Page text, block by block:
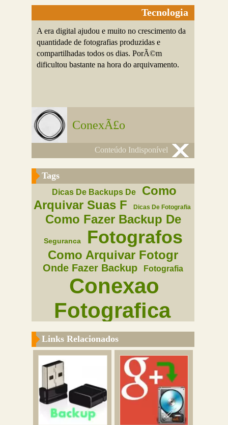
Tecnologia
A era digital ajudou e muito no crescimento da
quantidade de fotografias produzidas e
compartilhadas todos os dias. PorÃ©m
dificultou bastante na hora do arquivamento.
ConexÃ£o
Conteúdo Indisponível
Tags
Dicas De Backups De
Como
Arquivar Suas F
Dicas De Fotografia
Como Fazer Backup De
Seguranca Fotografos
Como Arquivar Fotogr
Onde Fazer Backup Fotografia
Conexao
Fotografica
Tecnologia
Links Relacionados